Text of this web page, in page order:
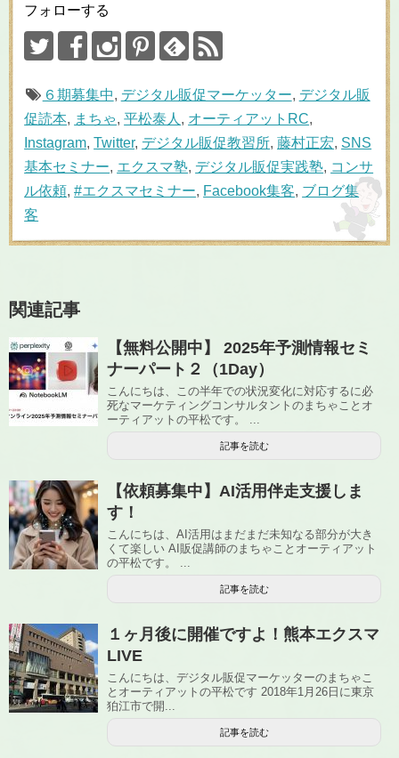
フォローする
６期募集中, デジタル販促マーケッター, デジタル販
促読本, まちゃ,平松泰人 , オーティアットRC,
Instagram,Twitter, デジタル販促教習所,藤村正宏, SNS
基本セミナー, エクスマ塾, デジタル販促実践塾, コンサ
ル依頼,#エクスマセミナー, Facebook集客, ブログ集
客
関連記事
【無料公開中】 2025年予測情報セミ
ナーパート２（1Day）
こんにちは、この半年での状況変化に対応するに必
死なマーケティングコンサルタントのまちゃことオ
ーティアットの平松です。 ...
記事を読む
【依頼募集中】AI活用伴走支援しま
す！
こんにちは、AI活用はまだまだ未知なる部分が大き
くて楽しい AI販促講師のまちゃことオーティアット
の平松です。 ...
記事を読む
１ヶ月後に開催ですよ！熊本エクスマ
LIVE
こんにちは、デジタル販促マーケッターのまちゃこ
とオーティアットの平松です 2018年1月26日に東京
狛江市で開...
記事を読む